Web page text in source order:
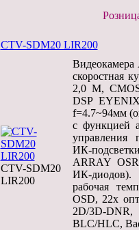
CTV-SDM20 LIR200
CTV-SDM20
LIR200
Видеокамера
скоростная
2,0 М,
DSP
f=4.7~94мм
с функцией
управления
ИК-
ARRAY
ИК-
рабочая
OSD, 22х
2D/3D-
BLC/HLC,